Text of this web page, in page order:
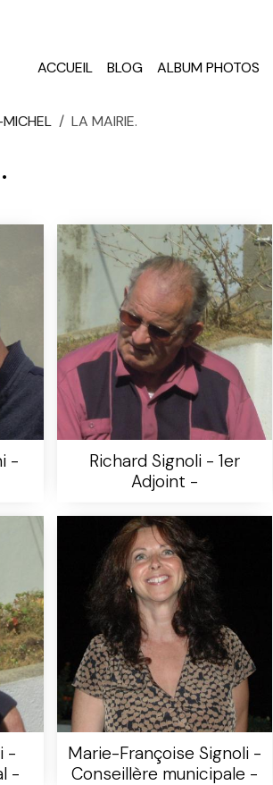
ACCUEIL BLOG ALBUM PHOTOS
LA MAIRIE.
-
Richard Signoli - 1er
Adjoint -
-
-
Marie-Françoise Signoli -
Conseillère municipale -